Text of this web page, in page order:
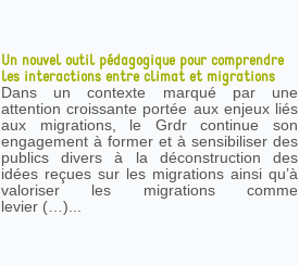
Un nouvel outil pédagogique pour comprendre
les interactions entre climat et migrations
Dans un contexte marqué par une
attention croissante portée aux enjeux liés
aux migrations, le Grdr continue son
engagement à former et à sensibiliser des
publics divers à la déconstruction des
idées reçues sur les migrations ainsi qu’à
valoriser les migrations comme
levier (…)...